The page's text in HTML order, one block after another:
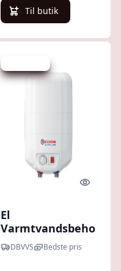
Til butik
Quick
El
Varmtvandsbeholder
10 L - Til
ophængning, studse
DBVVS Bedste pris